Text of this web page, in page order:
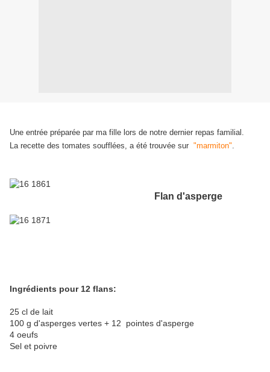
Une entrée préparée par ma fille lors de notre dernier repas familial.
La recette des tomates soufflées, a été trouvée sur "marmiton".
Flan d'asperge
Ingrédients pour 12 flans:
25 cl de lait
100 g d'asperges vertes + 12 pointes d'asperge
4 oeufs
Sel et poivre